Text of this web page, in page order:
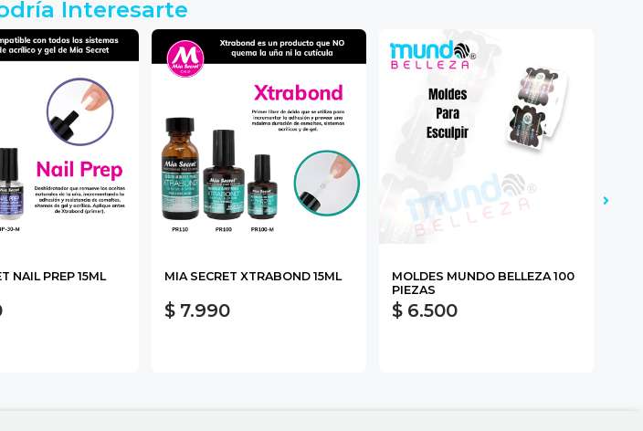
Interesarte
NAIL PREP 15ML MIA SECRET XTRABOND 15ML
$ 7.990
MOLDES MUNDO BELLEZA 100
PIEZAS
$ 6.500